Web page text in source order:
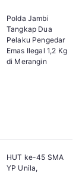
Polda Jambi
Tangkap Dua
Pelaku Pengedar
Emas Ilegal 1,2 Kg
di Merangin
HUT ke-45 SMA
YP Unila,